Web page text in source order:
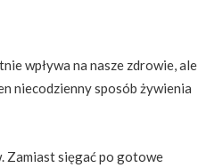
wpływa na nasze zdrowie, ale
niecodzienny sposób żywienia
Zamiast sięgać po gotowe